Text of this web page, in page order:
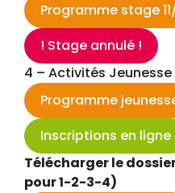
Programme stage
! Stage annulé !
4 – Activités Jeunesse
Programme
Inscriptions en ligne
Télécharger le
pour 1-2-3-4)